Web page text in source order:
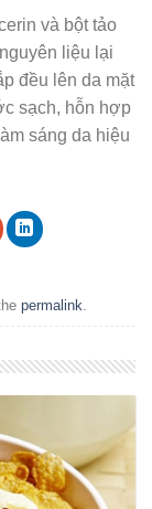
và bột tảo
liệu lại
đều lên da mặt
sạch, hỗn hợp
sáng da hiệu
permalink.